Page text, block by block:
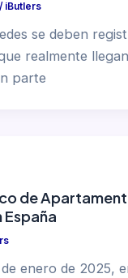
iButlers
se deben
realmente
parte
de
España
enero de 2025,